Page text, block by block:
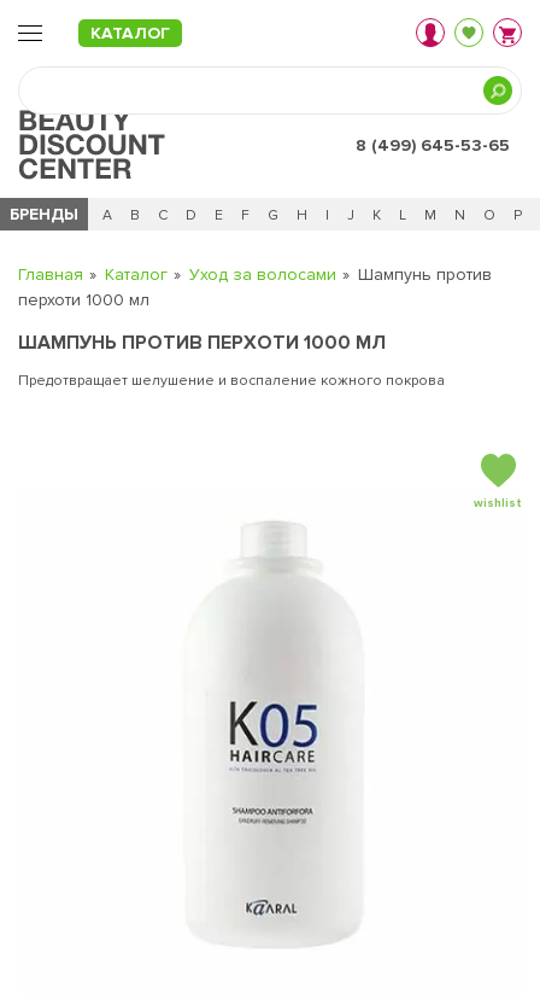
КАТАЛОГ
8 (499) 645-53-65
БРЕНДЫ
Ч 0 - 9 A B C D E F G H I J K L M N O P
Главная Каталог Уход за волосами
Шампунь против
перхоти 1000 мл
ШАМПУНЬ ПРОТИВ ПЕРХОТИ 1000 МЛ
Предотвращает шелушение и воспаление кожного покрова
wishlist